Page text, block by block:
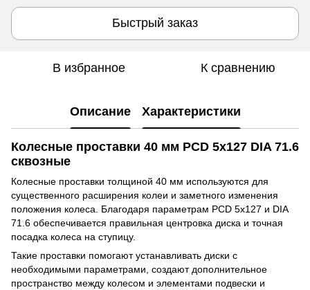
Быстрый заказ
В избранное К сравнению
Описание Характеристики
Колесные проставки 40 мм PCD 5x127 DIA 71.6
сквозные
Колесные проставки толщиной 40 мм используются для
существенного расширения колеи и заметного изменения
положения колеса. Благодаря параметрам PCD 5x127 и DIA
71.6 обеспечивается правильная центровка диска и точная
посадка колеса на ступицу.
Такие проставки помогают устанавливать диски с
необходимыми параметрами, создают дополнительное
пространство между колесом и элементами подвески и